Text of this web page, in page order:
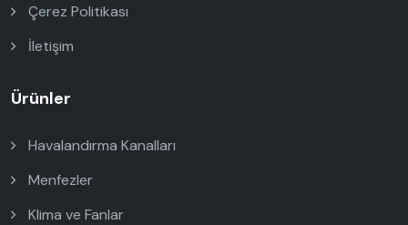
Çerez Politikası
İletişim
Ürünler
Havalandırma Kanalları
Menfezler
Klima ve Fanlar